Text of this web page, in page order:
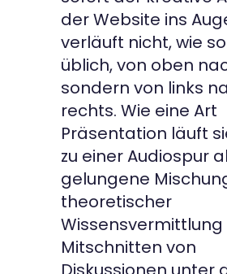
der Website ins
verläuft nicht, wie
üblich, von oben
sondern von links
rechts. Wie eine Art
Präsentation läuft
zu einer Audiospur
gelungene
theoretischer
Wissensvermittlung
Mitschnitten von